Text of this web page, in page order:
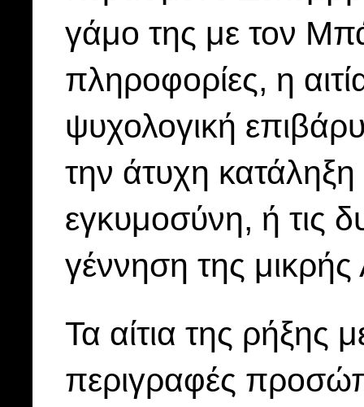
γάμο της με τον
πληροφορίες, η
ψυχολογική
την άτυχη
εγκυμοσύνη, ή τις
γέννηση της μικρής
Τα αίτια της
περιγραφές